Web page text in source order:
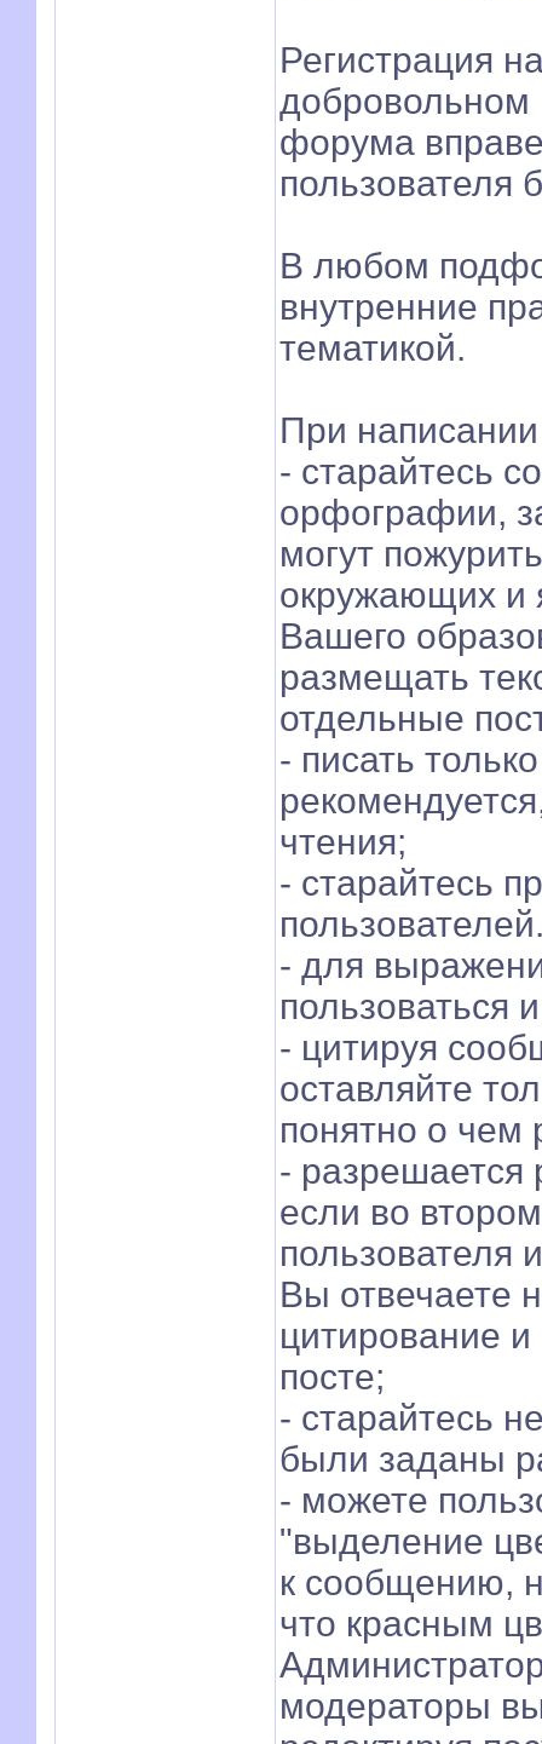
Регистрация
добровольном
форума
пользователя
В любом
внутренние
тематикой.
При написании
- старайтесь
орфографии,
могут
окружающих и
Вашего
размещать
отдельные
- писать
чтения;
- старайтесь
- для
пользоваться
- цитируя
оставляйте
понятно о чем
- разрешается
если во
пользователя
Вы отвечаете
цитирование
посте;
- старайтесь
были заданы
- можете
"выделение
к сообщению,
что красным
модераторы